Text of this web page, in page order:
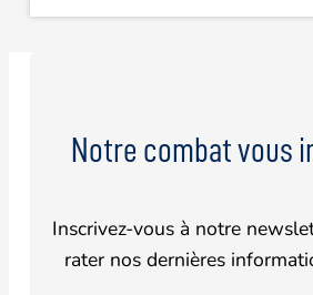
Notre combat vous
Inscrivez-vous à notre
rater nos dernières